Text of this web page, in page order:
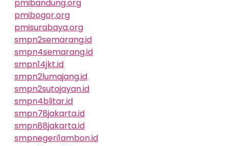
pmibandung.org
pmibogor.org
pmisurabaya.org
smpn2semarang.id
smpn4semarang.id
smpn14jkt.id
smpn2lumajang.id
smpn2sutojayan.id
smpn4blitar.id
smpn78jakarta.id
smpn88jakarta.id
smpnegeri1ambon.id